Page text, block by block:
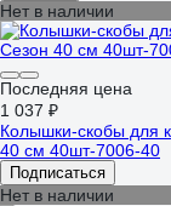
Нет в наличии
Последняя цена
1 037 ₽
Колышки-скобы для
40 см 40шт-7006-40
Подписаться
Нет в наличии